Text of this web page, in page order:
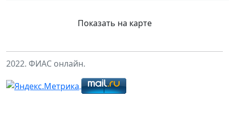
Показать на карте
2022. ФИАС онлайн.